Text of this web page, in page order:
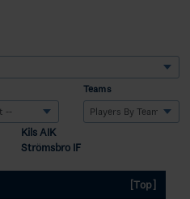
Teams
Kils AIK
Strömsbro IF
[Top]